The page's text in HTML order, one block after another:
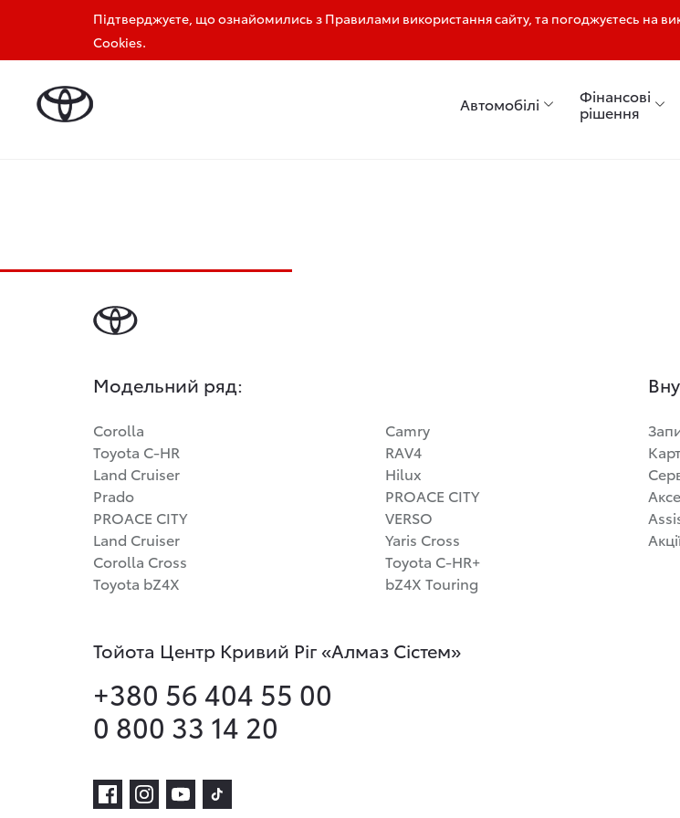
Підтверджуєте, що ознайомились з Правилами використання сайту, та погоджуєтесь на
Cookies.
0 800 33 14 20 +380 56 404 55 00
Автомобілі Фінансові
рішення
Модельний ряд:
Corolla
Toyota C-HR
Land Cruiser
Prado
PROACE CITY
Land Cruiser
Corolla Cross
Toyota bZ4X
Camry
RAV4
Hilux
PROACE CITY
VERSO
Yaris Cross
Toyota C-HR+
bZ4X Touring
Тойота Центр Кривий Ріг «Алмаз Сістем»
+380 56 404 55 00
0 800 33 14 20